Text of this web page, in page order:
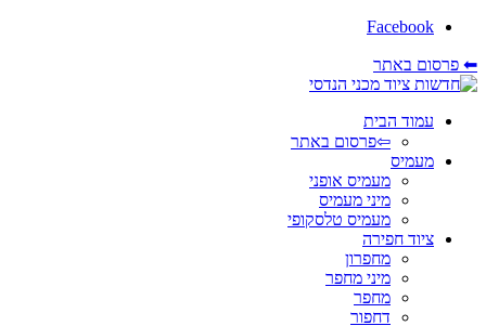
Facebook
⬅ פרסום באתר
עמוד הבית
⇦פרסום באתר
מעמיס
מעמיס אופני
מיני מעמיס
מעמיס טלסקופי
ציוד חפירה
מחפרון
מיני מחפר
מחפר
דחפור